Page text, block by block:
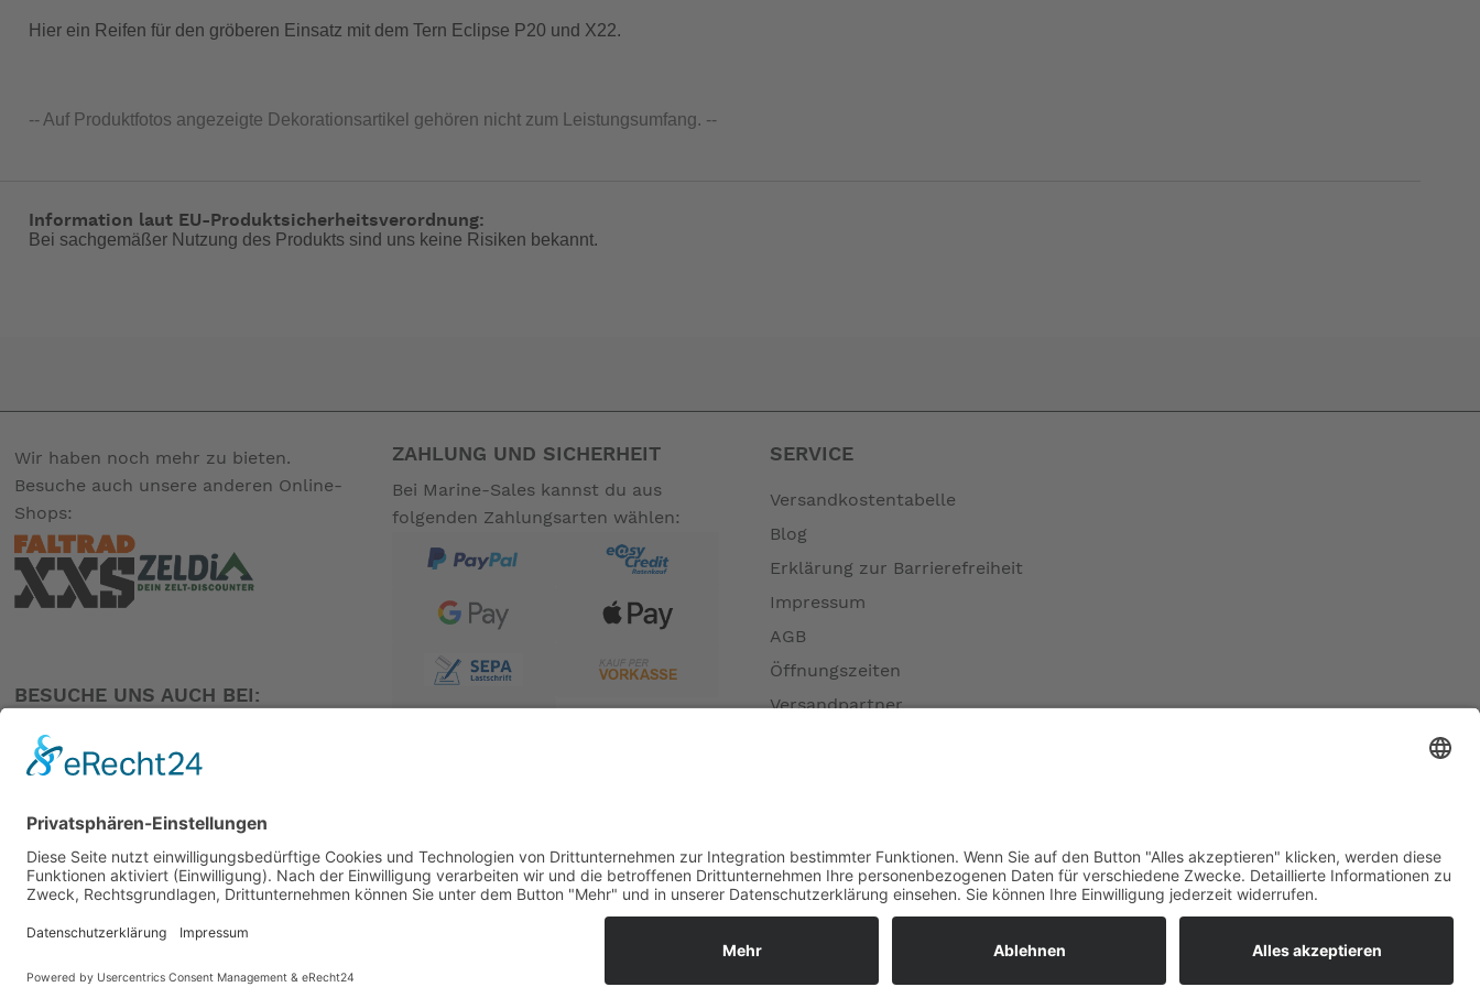
Hier ein Reifen für den gröberen Einsatz mit dem Tern Eclipse P20 und X22.
-- Auf Produktfotos angezeigte Dekorationsartikel gehören nicht zum Leistungsumfang. --
Information laut EU-Produktsicherheitsverordnung:
Bei sachgemäßer Nutzung des Produkts sind uns keine Risiken bekannt.
Wir haben noch mehr zu bieten.
Besuche auch unsere anderen Online-
Shops:
BESUCHE UNS AUCH BEI:
ZAHLUNG UND SICHERHEIT
Bei Marine-Sales kannst du aus
folgenden Zahlungsarten wählen:
SERVICE
Versandkostentabelle
Blog
Erklärung zur Barrierefreiheit
Impressum
AGB
Öffnungszeiten
Versandpartner
Widerrufsrecht MS
Widerrufsrecht bei Dienstleistungen